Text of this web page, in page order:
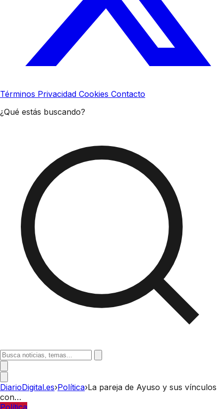
Términos Privacidad Cookies Contacto
¿Qué estás buscando?
DiarioDigital.es›Política›La pareja de Ayuso y sus vínculos
con…
Política